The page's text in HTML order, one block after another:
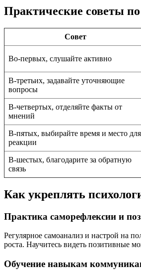
Практические советы
Совет
Во-первых, слушайте активно
В-третьих, задавайте уточняющие
вопросы
В-четвертых, отделяйте факты от
мнений
В-пятых, выбирайте время и место для
реакции
В-шестых, благодарите за обратную
связь
Как укреплять
Практика саморефлексии и
Регулярное самоанализ и настрой на
роста. Научитесь видеть позитивные
Обучение навыкам